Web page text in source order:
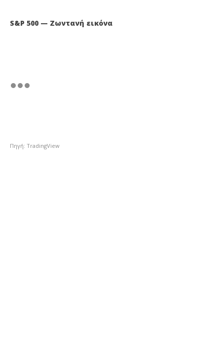
S&P 500 — Ζωντανή εικόνα
Πηγή: TradingView